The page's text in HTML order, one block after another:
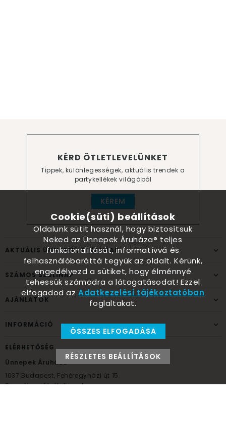
KÉRD ÖTLETLEVELÜNKET
Tippek, különlegességek, aktuális trendek a
partykellékek világából
KÉREM
AKTUÁLIS ÜNNEPEK, ALKALMAK
SZÁMOS SZÜLINAP
AJÁNLATOK
INFORMÁCIÓ
ELÉRHETŐSÉG
Ünnepek Áruháza
1037 Budapest, Fehéregyházi út 15.
Személyes átvételi pont
Cookie(süti) beállítások
Oldalunk sütit használ, hogy biztosítsuk
Neked az Ünnepek Áruháza® teljes
funkcionalitását, informatívvá és
felhasználóbaráttá tegyük az oldalt. Kérünk,
engedélyezd a sütiket, hogy élménnyé
tehessük számodra a látogatásodat! Ezzel
elfogadod azAdatkezelési tájékoztatóban
foglaltakat.
ÖSSZES ELFOGADÁSA
RÉSZLETES BEÁLLÍTÁSOK